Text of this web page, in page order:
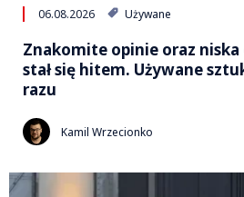
06.08.2026 Używane
Znakomite opinie oraz niska
stał się hitem. Używane
razu
Kamil Wrzecionko